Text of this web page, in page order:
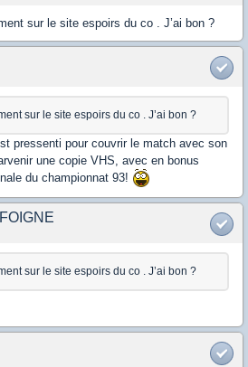
sur le site espoirs du co . J’ai bon ?
sur le site espoirs du co . J’ai bon ?
pressenti pour couvrir le match avec son
une copie VHS, avec en bonus
du championnat 93!
sur le site espoirs du co . J’ai bon ?